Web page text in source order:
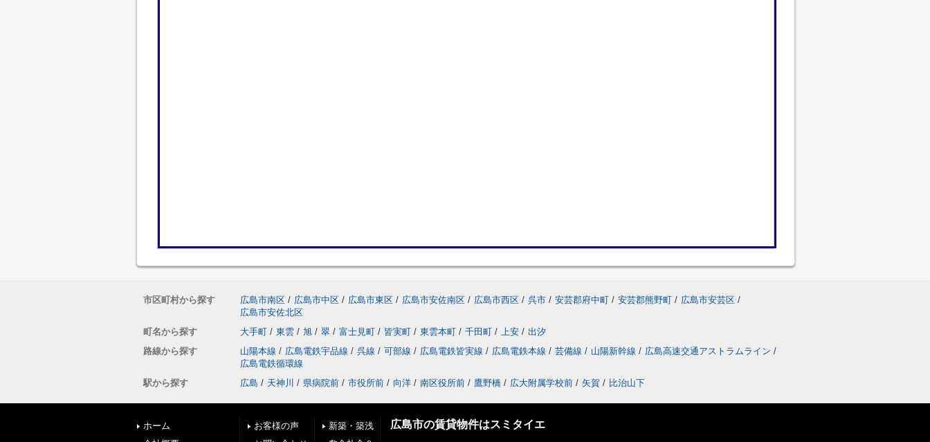
市区町村から探す 広島市南区 / 広島市中区 / 広島市東区 / 広島市安佐南区 / 広島市西区 / 呉市 / 安芸郡府中町 / 安芸郡熊野町 / 広島市安芸区 /
広島市安佐北区
町名から探す
大手町 / 東雲 / 旭 / 翠 / 富士見町 / 皆実町 / 東雲本町 / 千田町 / 上安 / 出汐
路線から探す
山陽本線 / 広島電鉄宇品線 / 呉線 / 可部線 / 広島電鉄皆実線 / 広島電鉄本線 / 芸備線 / 山陽新幹線 / 広島高速交通アストラムライン /
広島電鉄循環線
駅から探す
広島 / 天神川 / 県病院前 / 市役所前 / 向洋 / 南区役所前 / 鷹野橋 / 広大附属学校前 / 矢賀 / 比治山下
ホーム
お客様の声
新築・築浅
広島市の賃貸物件はスミタイエ